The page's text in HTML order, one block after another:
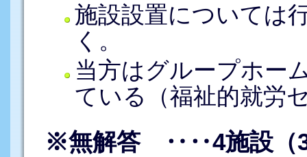
施設設置については
く。
当方はグループホー
ている（福祉的就労
※無解答 ‥‥4施設（